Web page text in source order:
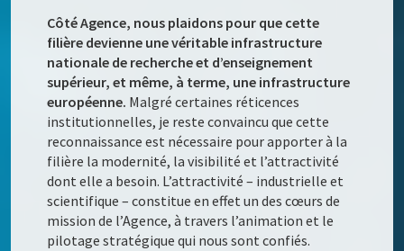
Côté Agence, nous plaidons pour que cette
filière devienne une véritable infrastructure
nationale de recherche et d’enseignement
supérieur, et même, à terme, une infrastructure
européenne. Malgré certaines réticences
institutionnelles, je reste convaincu que cette
reconnaissance est nécessaire pour apporter à la
filière la modernité, la visibilité et l’attractivité
dont elle a besoin. L’attractivité – industrielle et
scientifique – constitue en effet un des cœurs de
mission de l’Agence, à travers l’animation et le
pilotage stratégique qui nous sont confiés.